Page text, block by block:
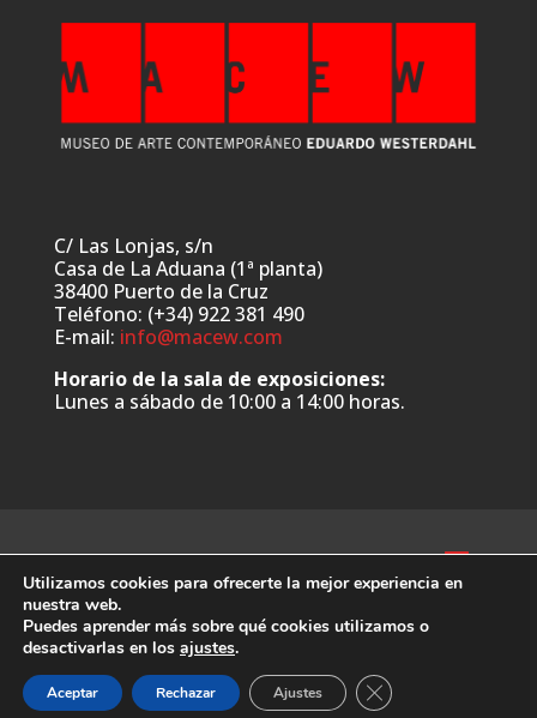
C/ Las Lonjas, s/n
Casa de La Aduana (1ª planta)
38400 Puerto de la Cruz
Teléfono: (+34) 922 381 490
E-mail: info@macew.com
Horario de la sala de exposiciones:
Lunes a sábado de 10:00 a 14:00 horas.
Web desarrollada por:www.ymanera.com
Utilizamos cookies para ofrecerte la mejor experiencia en
nuestra web.
Puedes aprender más sobre qué cookies utilizamos o
desactivarlas en los ajustes.
Aceptar Rechazar Ajustes Cerrar el banner de